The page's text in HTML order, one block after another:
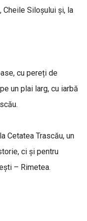
Cheile Siloșului și, la
cu pereți de
un plai larg, cu iarbă
Cetatea Trascău, un
ci și pentru
– Rimetea.